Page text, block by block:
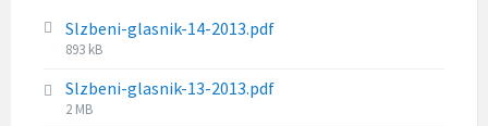
e
:
s
i
e
:
Slzbeni-glasnik-14-2013.pdf
F
l
e
893 kB
Slzbeni-glasnik-13-2013.pdf
F
2 MB